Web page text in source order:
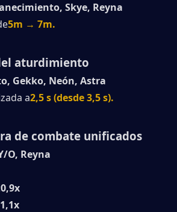
Skye, Reyna
5m → 7m.
aturdimiento
Gekko, Neón, Astra
a2,5 s (desde 3,5 s).
de combate unificados
O, Reyna
0,9x
1,1x